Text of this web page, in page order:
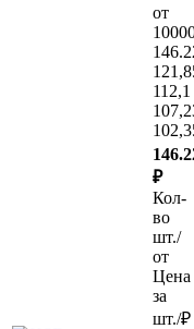
от
112,1
₽
Кол-
во
шт./
от
Цена
за
шт./₽